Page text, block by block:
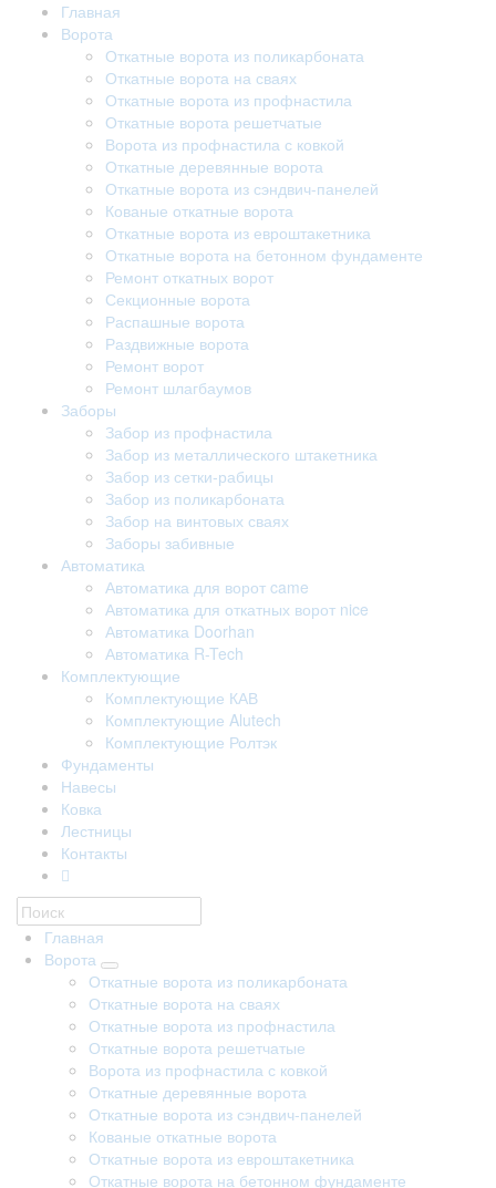
Главная
Ворота
Откатные ворота из поликарбоната
Откатные ворота на сваях
Откатные ворота из профнастила
Откатные ворота решетчатые
Ворота из профнастила с ковкой
Откатные деревянные ворота
Откатные ворота из сэндвич-панелей
Кованые откатные ворота
Откатные ворота из евроштакетника
Откатные ворота на бетонном фундаменте
Ремонт откатных ворот
Секционные ворота
Распашные ворота
Раздвижные ворота
Ремонт ворот
Ремонт шлагбаумов
Заборы
Забор из профнастила
Забор из металлического штакетника
Забор из сетки-рабицы
Забор из поликарбоната
Забор на винтовых сваях
Заборы забивные
Автоматика
Автоматика для ворот came
Автоматика для откатных ворот nice
Автоматика Doorhan
Автоматика R-Tech
Комплектующие
Комплектующие КАВ
Комплектующие Alutech
Комплектующие Ролтэк
Фундаменты
Навесы
Ковка
Лестницы
Контакты
Главная
Ворота
Откатные ворота из поликарбоната
Откатные ворота на сваях
Откатные ворота из профнастила
Откатные ворота решетчатые
Ворота из профнастила с ковкой
Откатные деревянные ворота
Откатные ворота из сэндвич-панелей
Кованые откатные ворота
Откатные ворота из евроштакетника
Откатные ворота на бетонном фундаменте